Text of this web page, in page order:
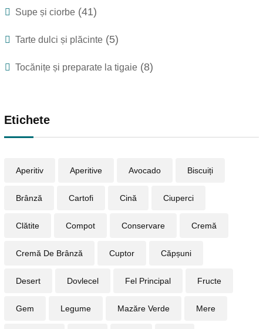
Supe și ciorbe (41)
Tarte dulci și plăcinte (5)
Tocănițe și preparate la tigaie (8)
Etichete
Aperitiv Aperitive Avocado Biscuiți
Brânză Cartofi Cină Ciuperci
Clătite Compot Conservare Cremă
Cremă De Brânză Cuptor Căpșuni
Desert Dovlecel Fel Principal Fructe
Gem Legume Mazăre Verde Mere